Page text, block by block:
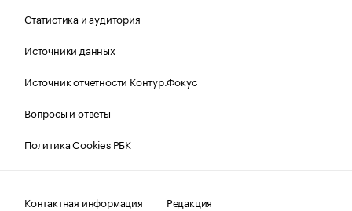
Статистика и аудитория
Источники данных
Источник отчетности Контур.Фокус
Вопросы и ответы
Политика Cookies РБК
Контактная информация
Редакция